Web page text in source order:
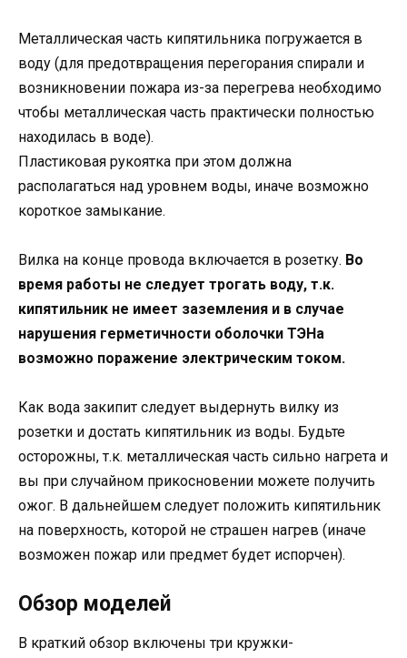
Металлическая часть кипятильника погружается в
воду (для предотвращения перегорания спирали и
возникновении пожара из-за перегрева необходимо
чтобы металлическая часть практически полностью
находилась в воде).
Пластиковая рукоятка при этом должна
располагаться над уровнем воды, иначе возможно
короткое замыкание.
Вилка на конце провода включается в розетку. Во
время работы не следует трогать воду, т.к.
кипятильник не имеет заземления и в случае
нарушения герметичности оболочки ТЭНа
возможно поражение электрическим током.
Как вода закипит следует выдернуть вилку из
розетки и достать кипятильник из воды. Будьте
осторожны, т.к. металлическая часть сильно нагрета и
вы при случайном прикосновении можете получить
ожог. В дальнейшем следует положить кипятильник
на поверхность, которой не страшен нагрев (иначе
возможен пожар или предмет будет испорчен).
Обзор моделей
В краткий обзор включены три кружки-